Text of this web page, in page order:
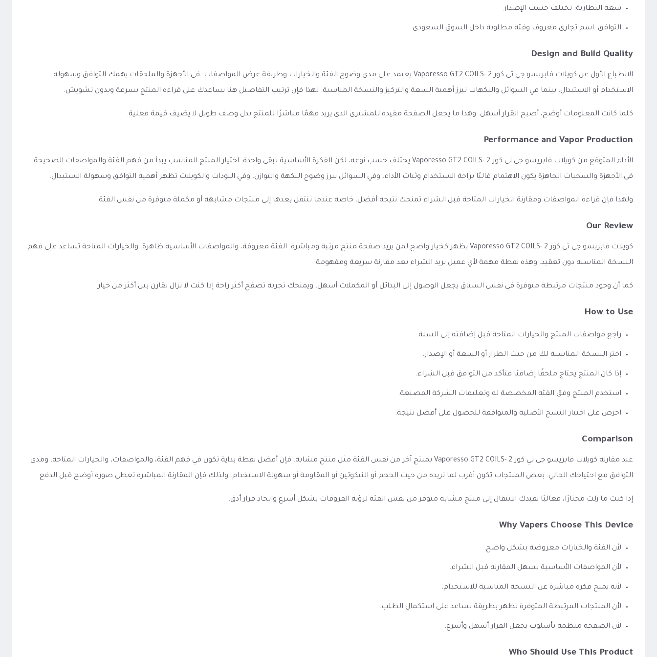
سعة البطارية: تختلف حسب الإصدار
التوافق: اسم تجاري معروف وفئة مطلوبة داخل السوق السعودي
Design and Build Quality
الانطباع الأول عن كويلات فابريسو جي تي كور 2 -Vaporesso GT2 COILS يعتمد على مدى وضوح الفئة والخيارات وطريقة عرض المواصفات. في الأجهزة والملحقات يهمك التوافق وسهولة
الاستخدام أو الاستبدال، بينما في السوائل والنكهات تبرز أهمية السعة والتركيز والنسخة المناسبة. لهذا فإن ترتيب التفاصيل هنا يساعدك على قراءة المنتج بسرعة وبدون تشويش.
كلما كانت المعلومات أوضح، أصبح القرار أسهل. وهذا ما يجعل الصفحة مفيدة للمشتري الذي يريد فهمًا مباشرًا للمنتج بدل وصف طويل لا يضيف قيمة فعلية.
Performance and Vapor Production
الأداء المتوقع من كويلات فابريسو جي تي كور 2 -Vaporesso GT2 COILS يختلف حسب نوعه، لكن الفكرة الأساسية تبقى واحدة: اختيار المنتج المناسب يبدأ من فهم الفئة والمواصفات الصحيحة.
في الأجهزة والسحبات الجاهزة يكون الاهتمام غالبًا براحة الاستخدام وثبات الأداء، وفي السوائل يبرز وضوح النكهة والتوازن، وفي البودات والكويلات تظهر أهمية التوافق وسهولة الاستبدال.
ولهذا فإن قراءة المواصفات ومقارنة الخيارات المتاحة قبل الشراء تمنحك نتيجة أفضل، خاصة عندما تنتقل بعدها إلى منتجات مشابهة أو مكملة متوفرة من نفس الفئة.
Our Review
كويلات فابريسو جي تي كور 2 -Vaporesso GT2 COILS يظهر كخيار واضح لمن يريد صفحة منتج مرتبة ومباشرة. الفئة معروفة، والمواصفات الأساسية ظاهرة، والخيارات المتاحة تساعد على فهم
النسخة المناسبة دون تعقيد. وهذه نقطة مهمة لأي عميل يريد الشراء بعد مقارنة سريعة ومفهومة.
كما أن وجود منتجات مرتبطة متوفرة في نفس السياق يجعل الوصول إلى البدائل أو المكملات أسهل، ويمنحك تجربة تصفح أكثر راحة إذا كنت لا تزال تقارن بين أكثر من خيار.
How to Use
راجع مواصفات المنتج والخيارات المتاحة قبل إضافته إلى السلة.
اختر النسخة المناسبة لك من حيث الطراز أو السعة أو الإصدار.
إذا كان المنتج يحتاج ملحقًا إضافيًا فتأكد من التوافق قبل الشراء.
استخدم المنتج وفق الفئة المخصصة له وتعليمات الشركة المصنعة.
احرص على اختيار النسخ الأصلية والمتوافقة للحصول على أفضل نتيجة.
Comparison
عند مقارنة كويلات فابريسو جي تي كور 2 -Vaporesso GT2 COILS بمنتج آخر من نفس الفئة مثل منتج مشابه، فإن أفضل نقطة بداية تكون في فهم الفئة، والمواصفات، والخيارات المتاحة، ومدى
التوافق مع احتياجك الحالي. بعض المنتجات تكون أقرب لما تريده من حيث الحجم أو النيكوتين أو المقاومة أو سهولة الاستخدام، ولذلك فإن المقارنة المباشرة تعطي صورة أوضح قبل الدفع.
إذا كنت ما زلت محتارًا، فغالبًا يفيدك الانتقال إلى منتج مشابه متوفر من نفس الفئة لرؤية الفروقات بشكل أسرع واتخاذ قرار أدق.
Why Vapers Choose This Device
لأن الفئة والخيارات معروضة بشكل واضح.
لأن المواصفات الأساسية تسهل المقارنة قبل الشراء.
لأنه يمنح فكرة مباشرة عن النسخة المناسبة للاستخدام.
لأن المنتجات المرتبطة المتوفرة تظهر بطريقة تساعد على استكمال الطلب.
لأن الصفحة منظمة بأسلوب يجعل القرار أسهل وأسرع.
Who Should Use This Product